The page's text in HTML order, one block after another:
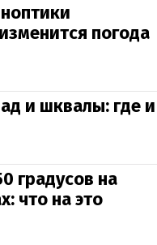
погода
и шквалы: где и
градусов на
что на это